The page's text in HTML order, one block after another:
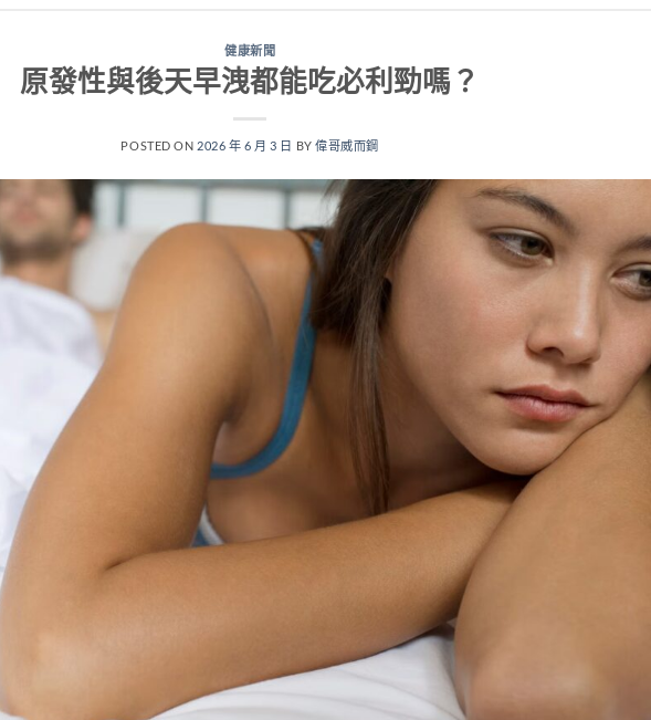
健康新聞
原發性與後天早洩都能吃必利勁嗎？
POSTED ON 2026 年 6 月 3 日 BY偉哥威而鋼